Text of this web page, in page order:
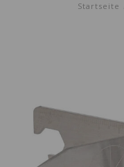
Startseite